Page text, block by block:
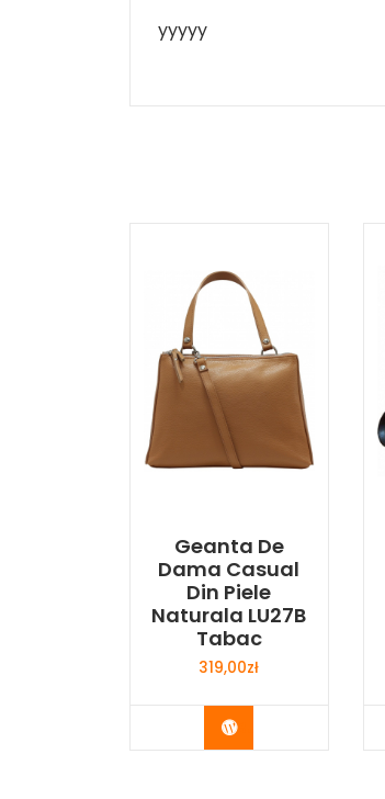
yyyyy
Geanta De
Dama Casual
Din Piele
Naturala LU27B
Tabac
319,00zł
Buy Now